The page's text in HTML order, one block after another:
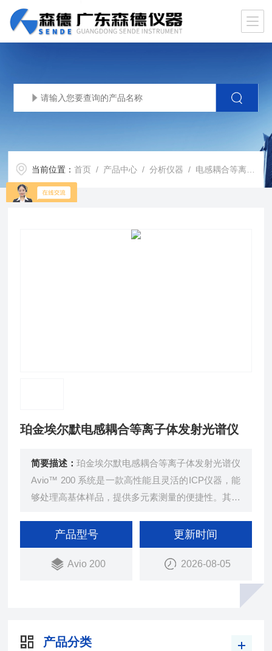
当前位置：首页 / 产品中心 /分析仪器 / 电感耦合等离子体发射光谱仪
珀金埃尔默电感耦合等离子体发射光谱仪
简要描述：珀金埃尔默电感耦合等离子体发射光谱仪
Avio™ 200 系统是一款高性能且灵活的ICP仪器，能
够处理高基体样品，提供多元素测量的便捷性。其采
成本、高灵敏度与分辨率以及广泛的线性动态范围。
此外，Avio 200 还具备低氩气消耗、快速启动、动
态波长稳定功能和PlasmaShear 干扰消除系统，确
产品型号
Avio 200
更新时间
2026-08-05
产品分类